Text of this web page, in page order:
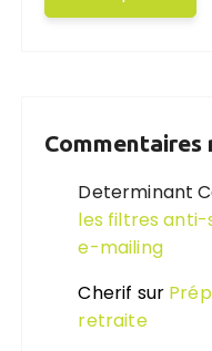
Commentaires
Determinant
les filtres anti-
e-mailing
Cherif sur
retraite